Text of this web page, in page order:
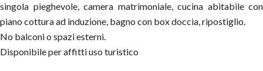
singola pieghevole, camera matrimoniale, cucina abitabile con
piano cottura ad induzione, bagno con box doccia, ripostiglio.
No balconi o spazi esterni.
Disponibile per affitti uso turistico